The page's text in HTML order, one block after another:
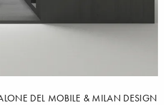
DEL MOBILE & MILAN DESIGN